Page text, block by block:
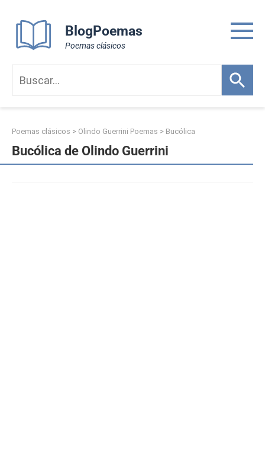
content
BlogPoemas
Poemas clásicos
Poemas clásicos > Olindo Guerrini Poemas > Bucólica
Bucólica de Olindo Guerrini